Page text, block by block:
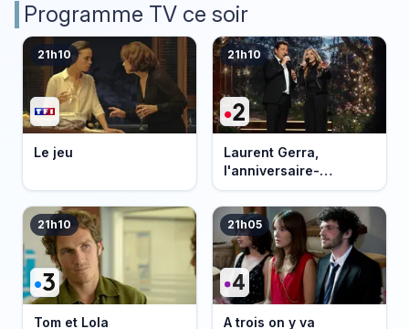
Programme TV ce soir
21h10
Le jeu
21h10
Laurent Gerra,
l'anniversaire-
événement
21h10
Tom et Lola
21h05
A trois on y va